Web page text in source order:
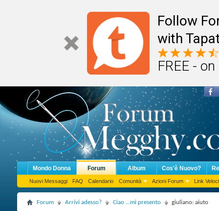
Follow
with
FREE -
Mondo Donna Forum
Nuovi Messaggi FAQ Calendario Comunità Azioni Forum Link Veloci
Album Cos'è Nuovo?
Forum Arrivi adesso? Ciao ...mi presento giuliano: aiuto